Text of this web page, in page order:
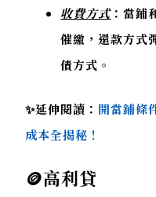
收費方式：當鋪
催繳，還款方式
債方式。
✨延伸閱讀： 開當鋪條
成本全揭秘！
🪙高利貸